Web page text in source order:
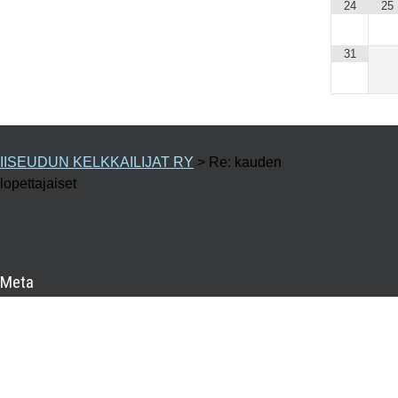
24 25
31
IISEUDUN KELKKAILIJAT RY > Re: kauden
lopettajaiset
Meta